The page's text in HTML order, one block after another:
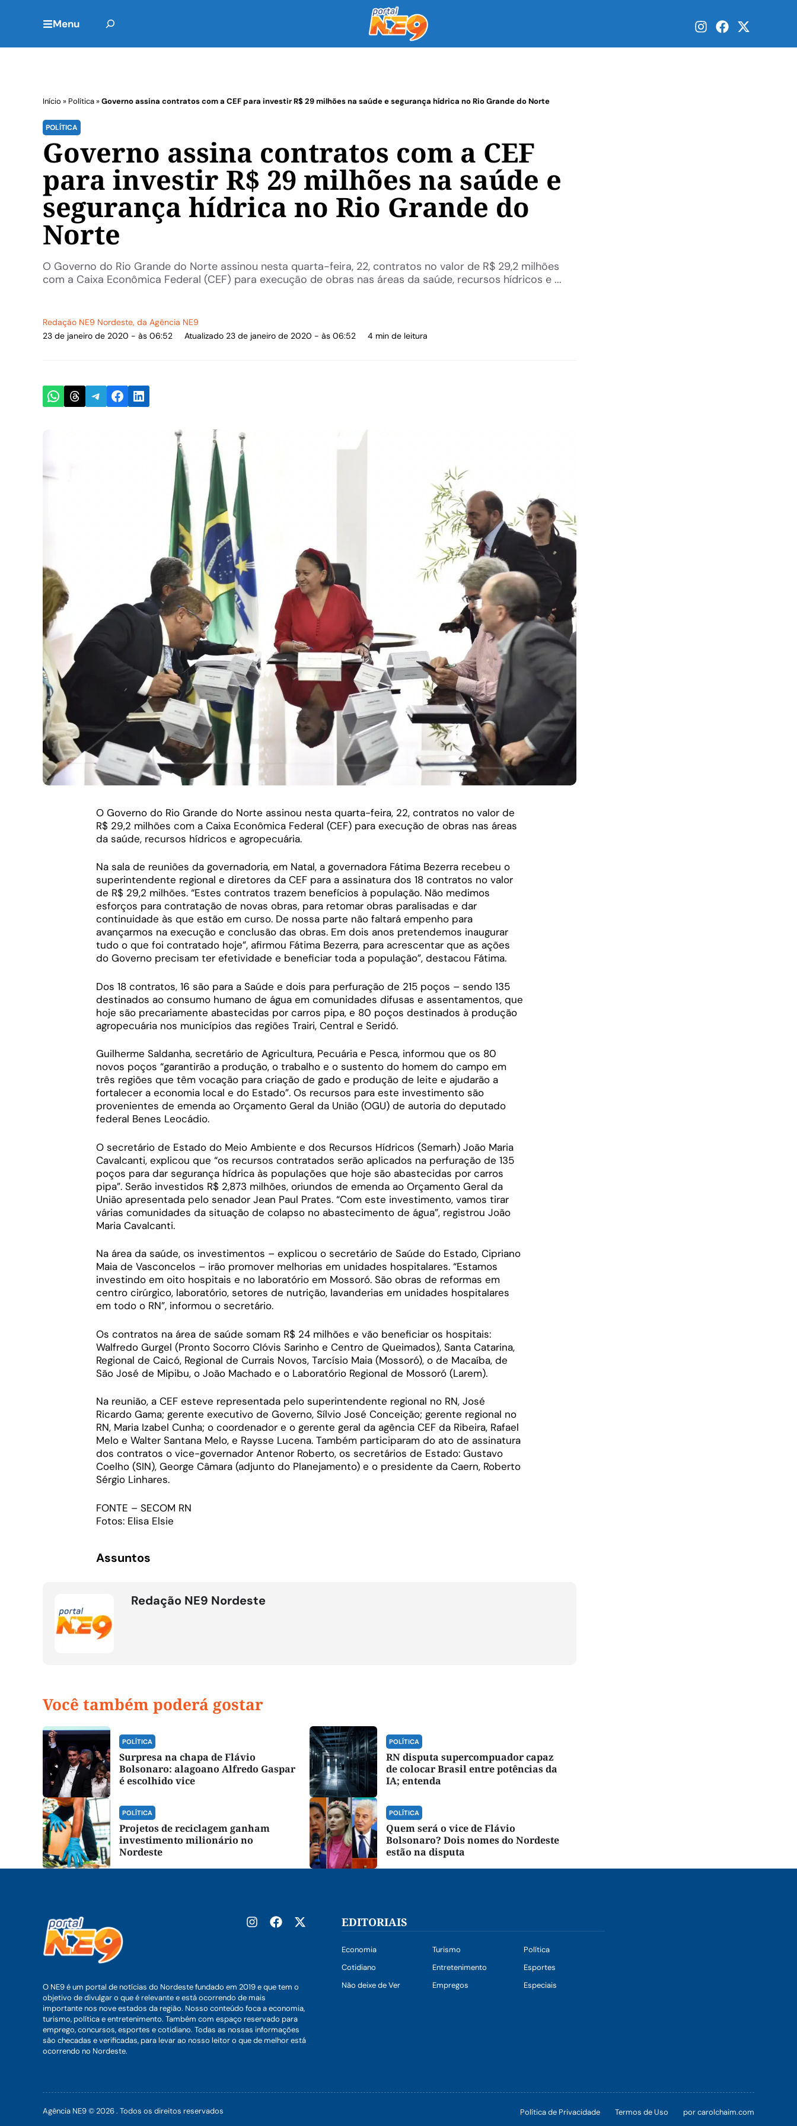
Menu
Início » Política»Governo assina contratos com a CEF para investir R$ 29 milhões na saúde e segurança hídrica no Rio Grande do Norte
POLÍTICA
Governo assina contratos com a CEF
para investir R$ 29 milhões na saúde e
segurança hídrica no Rio Grande do
Norte
O Governo do Rio Grande do Norte assinou nesta quarta-feira, 22, contratos no valor de R$ 29,2 milhões
com a Caixa Econômica Federal (CEF) para execução de obras nas áreas da saúde, recursos hídricos e ...
Redação NE9 Nordeste, da Agência NE9
23 de janeiro de 2020 - às 06:52
Atualizado 23 de janeiro de 2020 - às 06:52 4 min de leitura
Share on WhatsApp
Share on Threads
Share on Telegram
Share on Facebook
Share on LinkedIn
O Governo do Rio Grande do Norte assinou nesta quarta-feira, 22, contratos no valor de
R$ 29,2 milhões com a Caixa Econômica Federal (CEF) para execução de obras nas áreas
da saúde, recursos hídricos e agropecuária.
Na sala de reuniões da governadoria, em Natal, a governadora Fátima Bezerra recebeu o
superintendente regional e diretores da CEF para a assinatura dos 18 contratos no valor
de R$ 29,2 milhões. “Estes contratos trazem benefícios à população. Não medimos
esforços para contratação de novas obras, para retomar obras paralisadas e dar
continuidade às que estão em curso. De nossa parte não faltará empenho para
avançarmos na execução e conclusão das obras. Em dois anos pretendemos inaugurar
tudo o que foi contratado hoje”, afirmou Fátima Bezerra, para acrescentar que as ações
do Governo precisam ter efetividade e beneficiar toda a população”, destacou Fátima.
Dos 18 contratos, 16 são para a Saúde e dois para perfuração de 215 poços – sendo 135
destinados ao consumo humano de água em comunidades difusas e assentamentos, que
hoje são precariamente abastecidas por carros pipa, e 80 poços destinados à produção
agropecuária nos municípios das regiões Trairi, Central e Seridó.
Guilherme Saldanha, secretário de Agricultura, Pecuária e Pesca, informou que os 80
novos poços “garantirão a produção, o trabalho e o sustento do homem do campo em
três regiões que têm vocação para criação de gado e produção de leite e ajudarão a
fortalecer a economia local e do Estado”. Os recursos para este investimento são
provenientes de emenda ao Orçamento Geral da União (OGU) de autoria do deputado
federal Benes Leocádio.
O secretário de Estado do Meio Ambiente e dos Recursos Hídricos (Semarh) João Maria
Cavalcanti, explicou que “os recursos contratados serão aplicados na perfuração de 135
poços para dar segurança hídrica às populações que hoje são abastecidas por carros
pipa”. Serão investidos R$ 2,873 milhões, oriundos de emenda ao Orçamento Geral da
União apresentada pelo senador Jean Paul Prates. “Com este investimento, vamos tirar
várias comunidades da situação de colapso no abastecimento de água”, registrou João
Maria Cavalcanti.
Na área da saúde, os investimentos – explicou o secretário de Saúde do Estado, Cipriano
Maia de Vasconcelos – irão promover melhorias em unidades hospitalares. “Estamos
investindo em oito hospitais e no laboratório em Mossoró. São obras de reformas em
centro cirúrgico, laboratório, setores de nutrição, lavanderias em unidades hospitalares
em todo o RN”, informou o secretário.
Os contratos na área de saúde somam R$ 24 milhões e vão beneficiar os hospitais:
Walfredo Gurgel (Pronto Socorro Clóvis Sarinho e Centro de Queimados), Santa Catarina,
Regional de Caicó, Regional de Currais Novos, Tarcísio Maia (Mossoró), o de Macaíba, de
São José de Mipibu, o João Machado e o Laboratório Regional de Mossoró (Larem).
Na reunião, a CEF esteve representada pelo superintendente regional no RN, José
Ricardo Gama; gerente executivo de Governo, Sílvio José Conceição; gerente regional no
RN, Maria Izabel Cunha; o coordenador e o gerente geral da agência CEF da Ribeira, Rafael
Melo e Walter Santana Melo, e Raysse Lucena. Também participaram do ato de assinatura
dos contratos o vice-governador Antenor Roberto, os secretários de Estado: Gustavo
Coelho (SIN), George Câmara (adjunto do Planejamento) e o presidente da Caern, Roberto
Sérgio Linhares.
FONTE – SECOM RN
Fotos: Elisa Elsie
Assuntos
Redação NE9 Nordeste
Você também poderá gostar
POLÍTICA
Surpresa na chapa de Flávio
Bolsonaro: alagoano Alfredo Gaspar
é escolhido vice
POLÍTICA
RN disputa supercompuador capaz
de colocar Brasil entre potências da
IA; entenda
POLÍTICA
Projetos de reciclagem ganham
investimento milionário no
Nordeste
POLÍTICA
Quem será o vice de Flávio
Bolsonaro? Dois nomes do Nordeste
estão na disputa
O NE9 é um portal de notícias do Nordeste fundado em 2019 e que tem o
objetivo de divulgar o que é relevante e está ocorrendo de mais
importante nos nove estados da região. Nosso conteúdo foca a economia,
turismo, política e entretenimento. Também com espaço reservado para
emprego, concursos, esportes e cotidiano. Todas as nossas informações
são checadas e verificadas, para levar ao nosso leitor o que de melhor está
ocorrendo no Nordeste.
EDITORIAIS
Economia Turismo
Política
Cotidiano
Entretenimento
Esportes
Não deixe de Ver
Empregos Especiais
Agência NE9 © 2026 . Todos os direitos reservados Política de Privacidade Termos de Uso por carolchaim.com